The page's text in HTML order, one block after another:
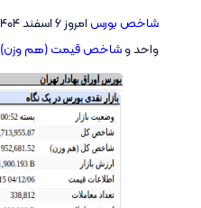
شاخص بورسامروز ۶ اسفند ۱۴۰۴ با
واحد وشاخص قیمت (هم وزن)